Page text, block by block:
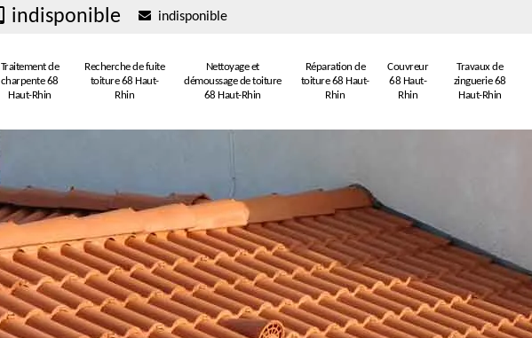
indisponible indisponible
Traitement de
charpente 68
Haut-Rhin
Recherche de fuite
toiture 68 Haut-
Rhin
Nettoyage et
démoussage de toiture
68 Haut-Rhin
Réparation de
toiture 68 Haut-
Rhin
Couvreur
68 Haut-
Rhin
Travaux de
zinguerie 68
Haut-Rhin